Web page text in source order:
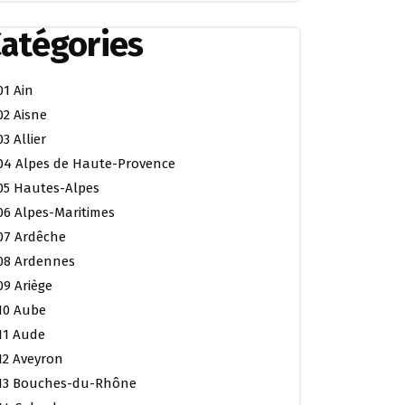
Ain
Aisne
Allier
Alpes de Haute-Provence
Hautes-Alpes
Alpes-Maritimes
Ardêche
Ardennes
Ariège
Aube
Aude
Aveyron
Bouches-du-Rhône